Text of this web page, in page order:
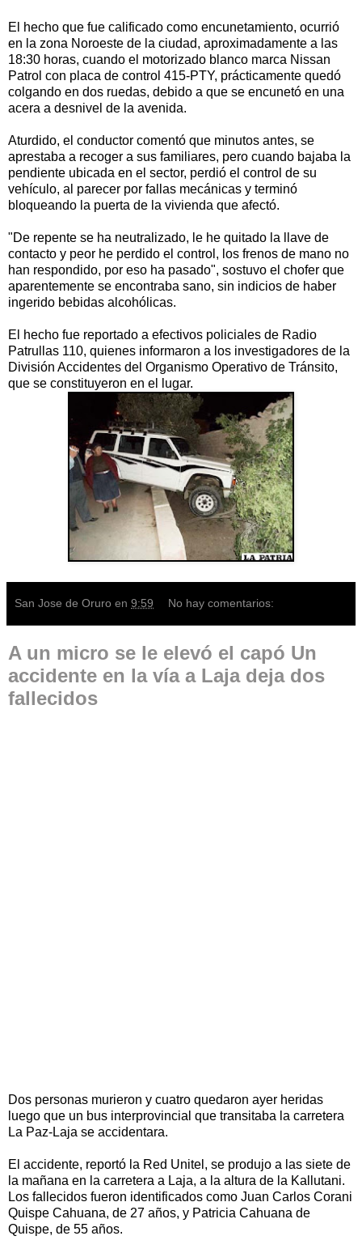
El hecho que fue calificado como encunetamiento, ocurrió
en la zona Noroeste de la ciudad, aproximadamente a las
18:30 horas, cuando el motorizado blanco marca Nissan
Patrol con placa de control 415-PTY, prácticamente quedó
colgando en dos ruedas, debido a que se encunetó en una
acera a desnivel de la avenida.
Aturdido, el conductor comentó que minutos antes, se
aprestaba a recoger a sus familiares, pero cuando bajaba la
pendiente ubicada en el sector, perdió el control de su
vehículo, al parecer por fallas mecánicas y terminó
bloqueando la puerta de la vivienda que afectó.
"De repente se ha neutralizado, le he quitado la llave de
contacto y peor he perdido el control, los frenos de mano no
han respondido, por eso ha pasado", sostuvo el chofer que
aparentemente se encontraba sano, sin indicios de haber
ingerido bebidas alcohólicas.
El hecho fue reportado a efectivos policiales de Radio
Patrullas 110, quienes informaron a los investigadores de la
División Accidentes del Organismo Operativo de Tránsito,
que se constituyeron en el lugar.
San Jose de Oruro en 9:59 No hay comentarios:
A un micro se le elevó el capó Un
accidente en la vía a Laja deja dos
fallecidos
Dos personas murieron y cuatro quedaron ayer heridas
luego que un bus interprovincial que transitaba la carretera
La Paz-Laja se accidentara.
El accidente, reportó la Red Unitel, se produjo a las siete de
la mañana en la carretera a Laja, a la altura de la Kallutani.
Los fallecidos fueron identificados como Juan Carlos Corani
Quispe Cahuana, de 27 años, y Patricia Cahuana de
Quispe, de 55 años.